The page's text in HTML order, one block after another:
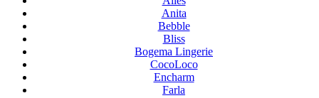
Anita
Bebble
Bliss
Bogema Lingerie
CocoLoco
Encharm
Farla